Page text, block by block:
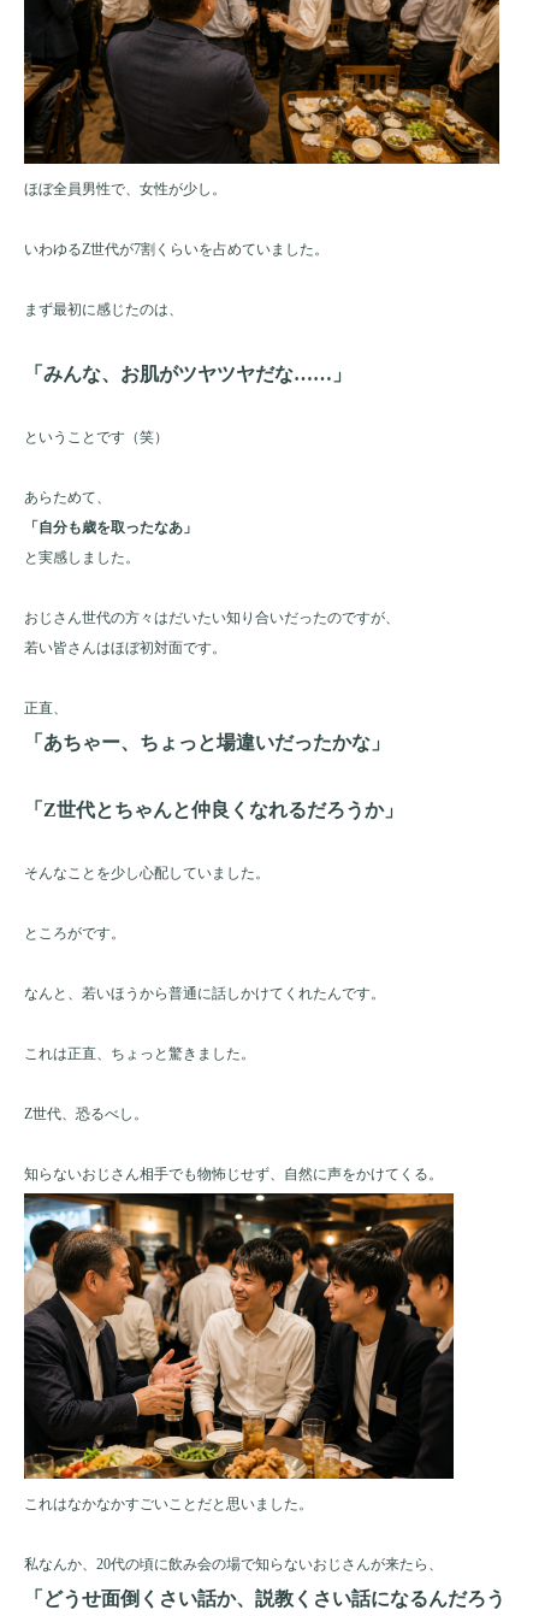
ほぼ全員男性で、女性が少し。
いわゆるZ世代が7割くらいを占めていました。
まず最初に感じたのは、
「みんな、お肌がツヤツヤだな……」
ということです（笑）
あらためて、
「自分も歳を取ったなあ」
と実感しました。
おじさん世代の方々はだいたい知り合いだったのですが、
若い皆さんはほぼ初対面です。
正直、
「あちゃー、ちょっと場違いだったかな」
「Z世代とちゃんと仲良くなれるだろうか」
そんなことを少し心配していました。
ところがです。
なんと、若いほうから普通に話しかけてくれたんです。
これは正直、ちょっと驚きました。
Z世代、恐るべし。
知らないおじさん相手でも物怖じせず、自然に声をかけてくる。
これはなかなかすごいことだと思いました。
私なんか、20代の頃に飲み会の場で知らないおじさんが来たら、
「どうせ面倒くさい話か、説教くさい話になるんだろう